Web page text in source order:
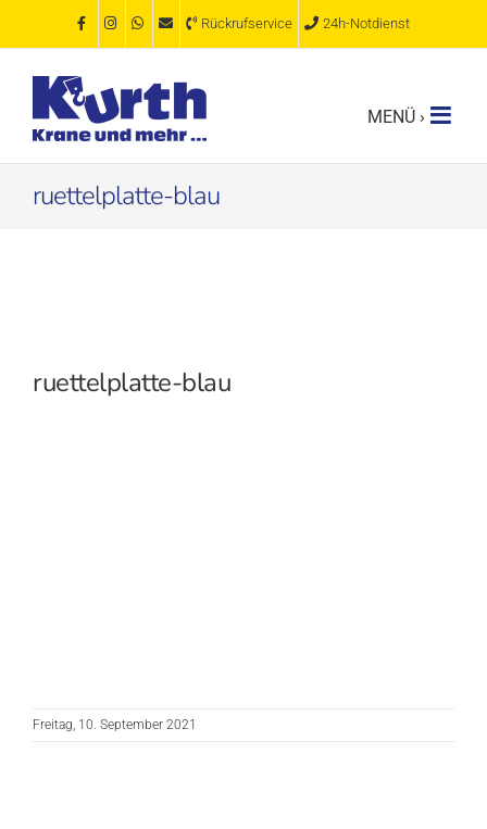
Rückrufservice 24h-Notdienst
ruettelplatte-blau
ruettelplatte-blau
Freitag, 10. September 2021